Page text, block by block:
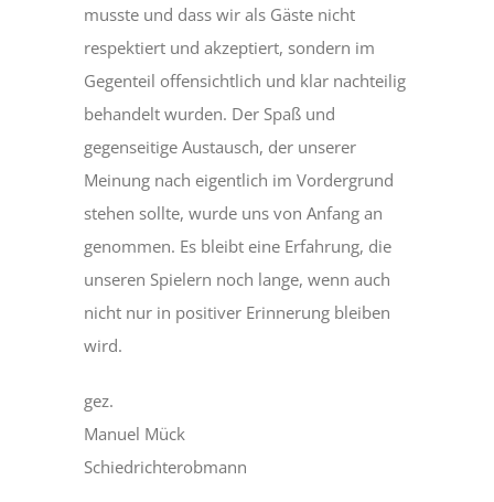
musste und dass wir als Gäste nicht
respektiert und akzeptiert, sondern im
Gegenteil offensichtlich und klar nachteilig
behandelt wurden. Der Spaß und
gegenseitige Austausch, der unserer
Meinung nach eigentlich im Vordergrund
stehen sollte, wurde uns von Anfang an
genommen. Es bleibt eine Erfahrung, die
unseren Spielern noch lange, wenn auch
nicht nur in positiver Erinnerung bleiben
wird.
gez.
Manuel Mück
Schiedrichterobmann